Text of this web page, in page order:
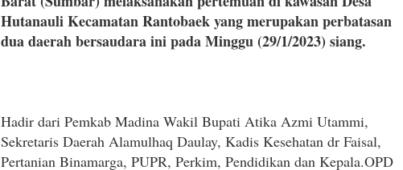
Hutanauli Kecamatan Rantobaek yang merupakan perbatasan
dua daerah bersaudara ini pada Minggu (29/1/2023) siang.
Sekretaris Daerah Alamulhaq Daulay, Kadis Kesehatan dr Faisal,
Pertanian Binamarga, PUPR, Perkim, Pendidikan dan Kepala.OPD